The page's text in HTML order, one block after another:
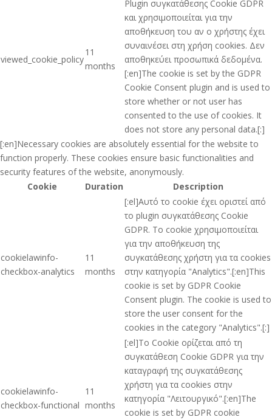
viewed_cookie_policy
11
months
Plugin συγκατάθεσης Cookie GDPR
και χρησιμοποιείται για την
αποθήκευση του αν ο χρήστης έχει
συναινέσει στη χρήση cookies. Δεν
αποθηκεύει προσωπικά δεδομένα.
[:en]The cookie is set by the GDPR
Cookie Consent plugin and is used to
store whether or not user has
consented to the use of cookies. It
does not store any personal data.[:]
[:en]Necessary cookies are absolutely essential for the website to
function properly. These cookies ensure basic functionalities and
security features of the website, anonymously.
Cookie
Duration Description
cookielawinfo-
checkbox-analytics
11
months
[:el]Αυτό το cookie έχει οριστεί από
το plugin συγκατάθεσης Cookie
GDPR. Το cookie χρησιμοποιείται
για την αποθήκευση της
συγκατάθεσης χρήστη για τα cookies
στην κατηγορία "Analytics".[:en]This
cookie is set by GDPR Cookie
Consent plugin. The cookie is used to
store the user consent for the
cookies in the category "Analytics".[:]
cookielawinfo-
checkbox-functional
11
months
[:el]Το Cookie ορίζεται από τη
συγκατάθεση Cookie GDPR για την
καταγραφή της συγκατάθεσης
χρήστη για τα cookies στην
κατηγορία "Λειτουργικό".[:en]The
cookie is set by GDPR cookie